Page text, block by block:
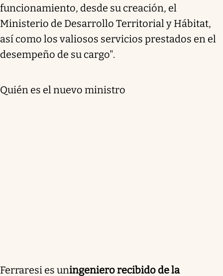
funcionamiento, desde su creación, el
Ministerio de Desarrollo Territorial y Hábitat,
así como los valiosos servicios prestados en el
desempeño de su cargo".
Quién es el nuevo ministro
Ferraresi es uningeniero recibido de la